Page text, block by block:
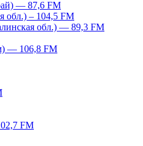
— 87,6 FM
обл.) – 104,5 FM
обл.) — 89,3 FM
— 106,8 FM
FM